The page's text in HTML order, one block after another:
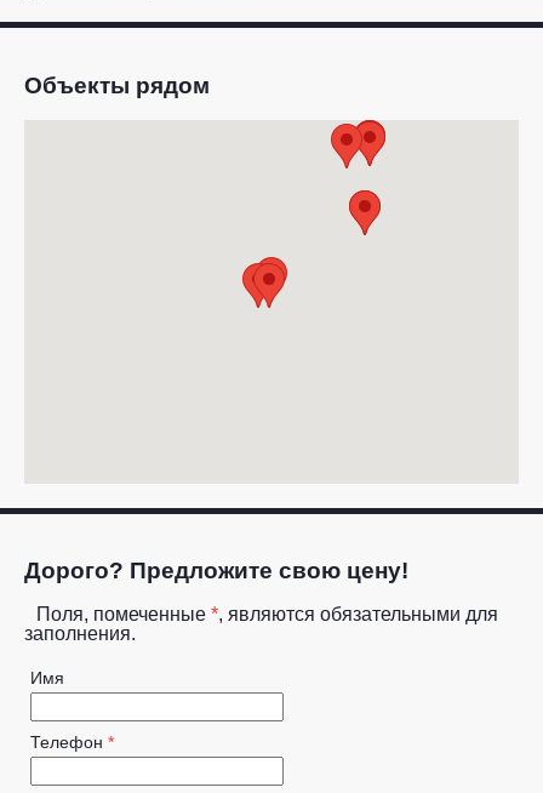
Объекты рядом
Дорого? Предложите свою цену!
Поля, помеченные *, являются обязательными для
заполнения.
Имя
Телефон *